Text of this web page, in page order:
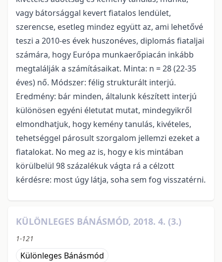
vagy bátorsággal kevert fiatalos lendület,
szerencse, esetleg mindez együtt az, ami lehetővé
teszi a 2010-es évek huszonéves, diplomás fiataljai
számára, hogy Európa munkaerőpiacán inkább
megtalálják a számításaikat. Minta: n = 28 (22-35
éves) nő. Módszer: félig strukturált interjú.
Eredmény: bár minden, általunk készített interjú
különösen egyéni életutat mutat, mindegyikről
elmondhatjuk, hogy kemény tanulás, kivételes,
tehetséggel párosult szorgalom jellemzi ezeket a
fiatalokat. No meg az is, hogy e kis mintában
körülbelül 98 százalékuk vágta rá a célzott
kérdésre: most úgy látja, soha sem fog visszatérni.
KÜLÖNLEGES BÁNÁSMÓD, 2018. 4. (3.)
1-121
Különleges Bánásmód